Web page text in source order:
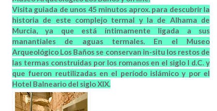
Visita guiada de unos 45 minutos aprox. para descubrir la
historia de este complejo termal y la de Alhama de
Murcia, ya que está íntimamente ligada a sus
manantiales de aguas termales. En el Museo
Arqueológico Los Baños se conservan in-situ los restos de
las termas construidas por los romanos en el siglo I d.C. y
que fueron reutilizadas en el período islámico y por el
Hotel Balneario del siglo XIX.